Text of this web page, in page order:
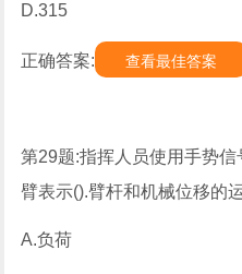
D.315
正确答案: 查看最佳答案
第29题:指挥人员使用手势
臂表示().臂杆和机械位移的
A.负荷